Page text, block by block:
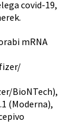
covid-19,
mRNA
BioNTech),
(Moderna),